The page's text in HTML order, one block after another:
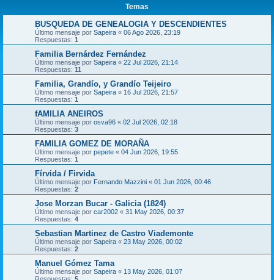
Temas
BUSQUEDA DE GENEALOGIA Y DESCENDIENTES
Último mensaje por Sapeira « 06 Ago 2026, 23:19
Respuestas: 1
Familia Bernárdez Fernández
Último mensaje por Sapeira « 22 Jul 2026, 21:14
Respuestas: 11
Familia, Grandío, y Grandío Teijeiro
Último mensaje por Sapeira « 16 Jul 2026, 21:57
Respuestas: 1
fAMILIA ANEIROS
Último mensaje por osva96 « 02 Jul 2026, 02:18
Respuestas: 3
FAMILIA GOMEZ DE MORAÑA
Último mensaje por pepete « 04 Jun 2026, 19:55
Respuestas: 1
Fírvida / Firvida
Último mensaje por Fernando Mazzini « 01 Jun 2026, 00:46
Respuestas: 2
Jose Morzan Bucar - Galicia (1824)
Último mensaje por car2002 « 31 May 2026, 00:37
Respuestas: 4
Sebastian Martinez de Castro Viademonte
Último mensaje por Sapeira « 23 May 2026, 00:02
Respuestas: 2
Manuel Gómez Tama
Último mensaje por Sapeira « 13 May 2026, 01:07